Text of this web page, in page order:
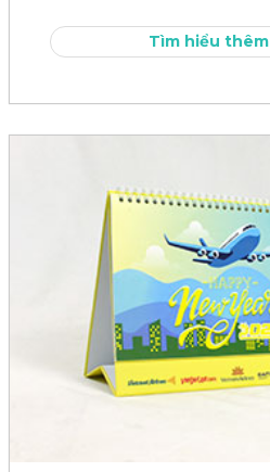
Tìm hiểu thêm